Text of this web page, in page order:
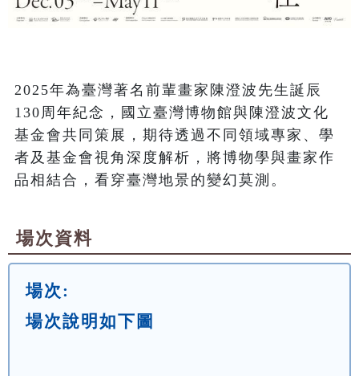
2025年為臺灣著名前輩畫家陳澄波先生誕辰
130周年紀念，國立臺灣博物館與陳澄波文化
基金會共同策展，期待透過不同領域專家、學
者及基金會視角深度解析，將博物學與畫家作
品相結合，看穿臺灣地景的變幻莫測。
場次資料
場次:
場次說明如下圖